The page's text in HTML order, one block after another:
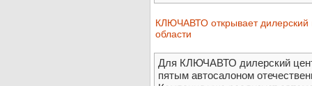
КЛЮЧАВТО открывает дилерский
области
Для КЛЮЧАВТО дилерский
пятым автосалоном